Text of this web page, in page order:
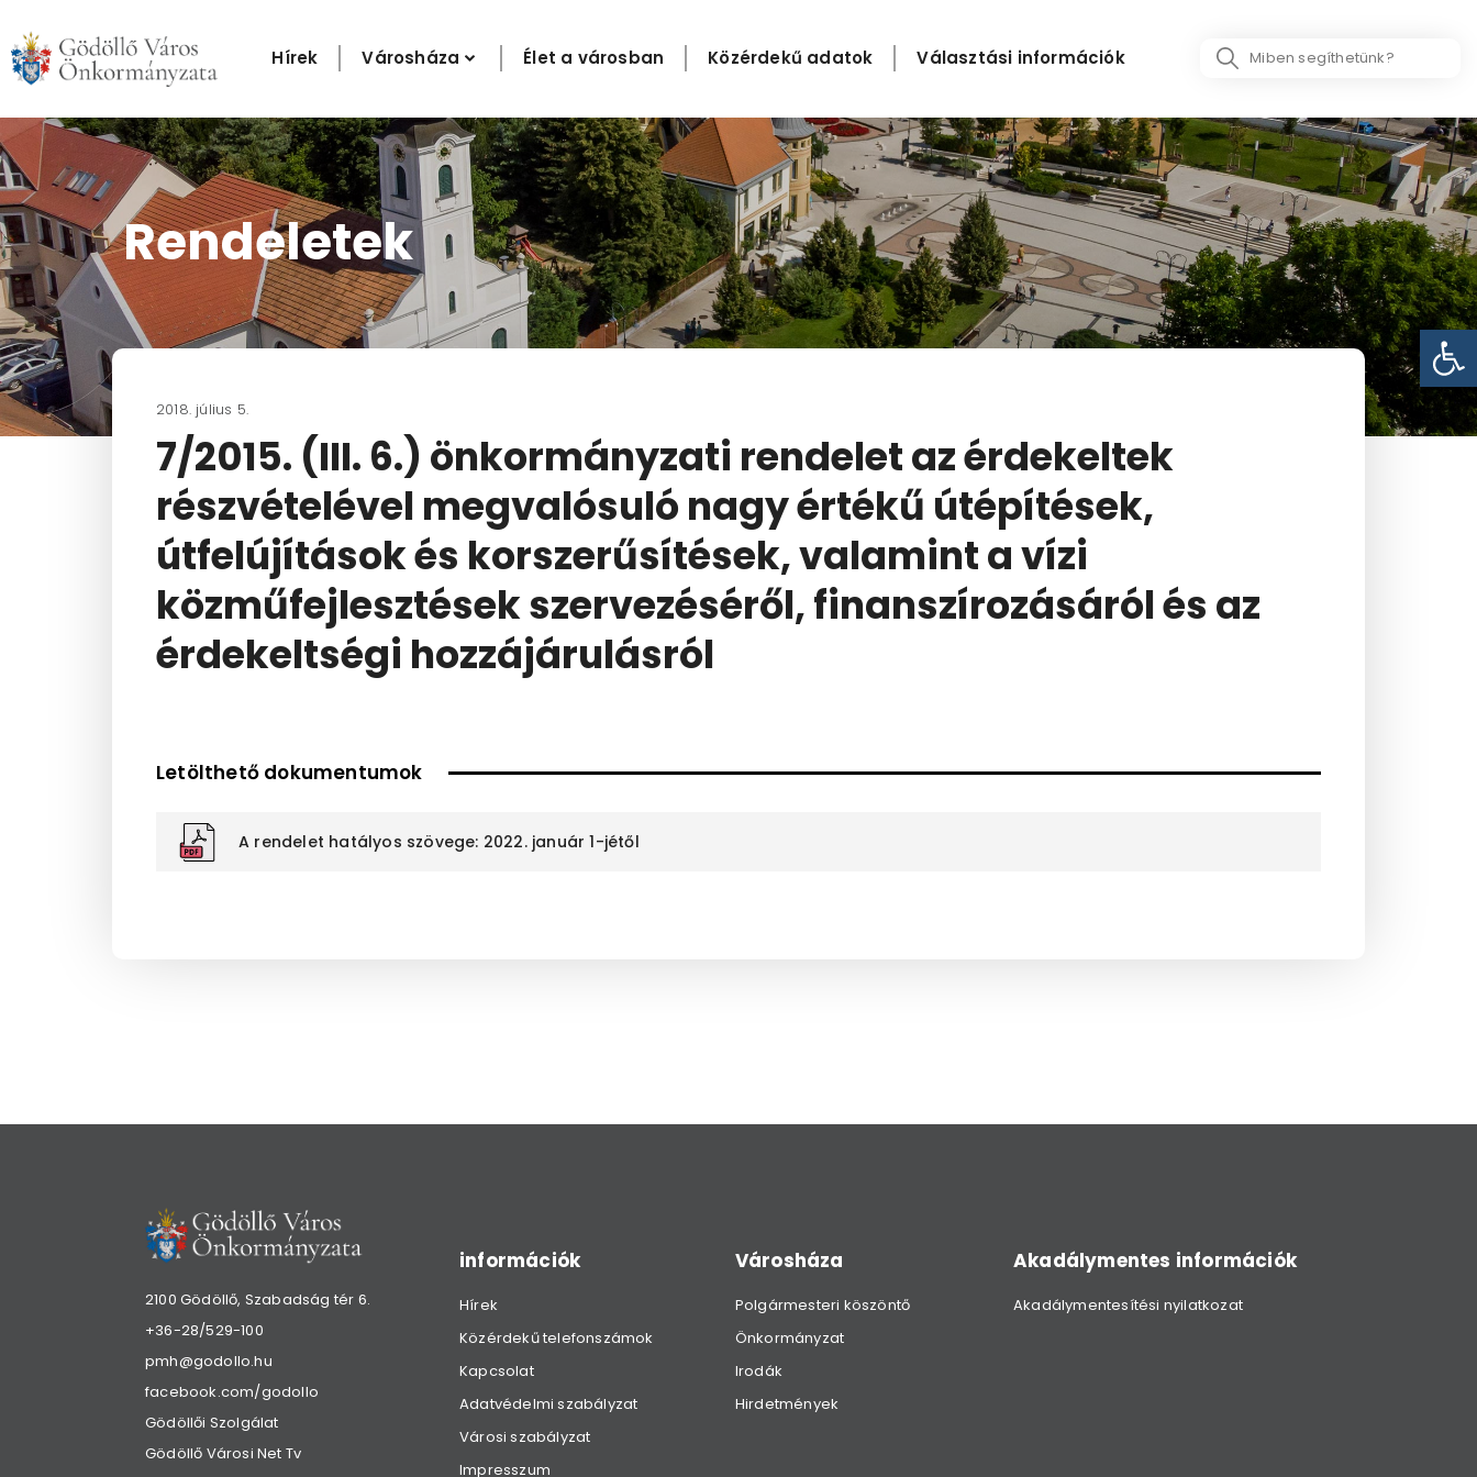
content
Hírek Városháza Élet a városban Közérdekű adatok Választási információk
Search
Rendeletek
2018. július 5.
7/2015. (III. 6.) önkormányzati rendelet az érdekeltek
részvételével megvalósuló nagy értékű útépítések,
útfelújítások és korszerűsítések, valamint a vízi
közműfejlesztések szervezéséről, finanszírozásáról és az
érdekeltségi hozzájárulásról
Letölthető dokumentumok
A rendelet hatályos szövege: 2022. január 1-jétől
2100 Gödöllő, Szabadság tér 6.
+36-28/529-100
pmh@godollo.hu
facebook.com/godollo
Gödöllői Szolgálat
Gödöllő Városi Net Tv
információk
Hírek
Közérdekű telefonszámok
Kapcsolat
Adatvédelmi szabályzat
Városi szabályzat
Impresszum
Városháza
Polgármesteri köszöntő
Önkormányzat
Irodák
Hirdetmények
Akadálymentes információk
Akadálymentesítési nyilatkozat